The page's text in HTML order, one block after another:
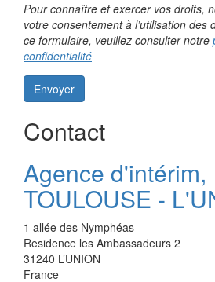
Pour connaître et exercer vos droits,
votre consentement à l’utilisation des
ce formulaire, veuillez consulter notre
confidentialité
Envoyer
Contact
Agence d'intérim,
TOULOUSE -
1 allée des Nymphéas
Residence les Ambassadeurs 2
31240 L’UNION
France